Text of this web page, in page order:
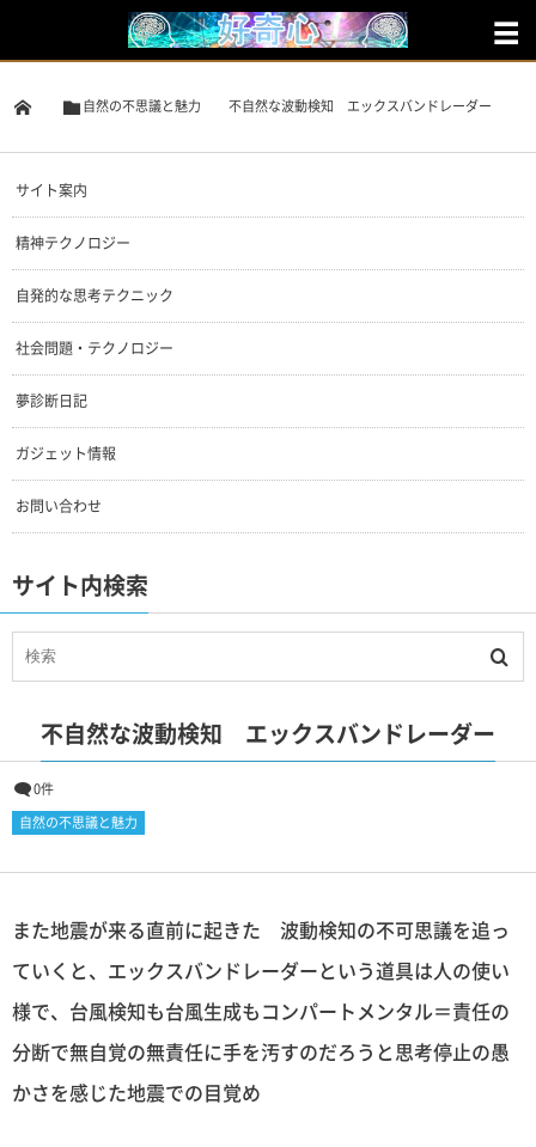
自然の不思議と魅力 不自然な波動検知 エックスバンドレーダー
サイト案内
精神テクノロジー
自発的な思考テクニック
社会問題・テクノロジー
夢診断日記
ガジェット情報
お問い合わせ
サイト内検索
不自然な波動検知 エックスバンドレーダー
0件
自然の不思議と魅力
また地震が来る直前に起きた 波動検知の不可思議を追っ
ていくと、エックスバンドレーダーという道具は人の使い
様で、台風検知も台風生成もコンパートメンタル＝責任の
分断で無自覚の無責任に手を汚すのだろうと思考停止の愚
かさを感じた地震での目覚め